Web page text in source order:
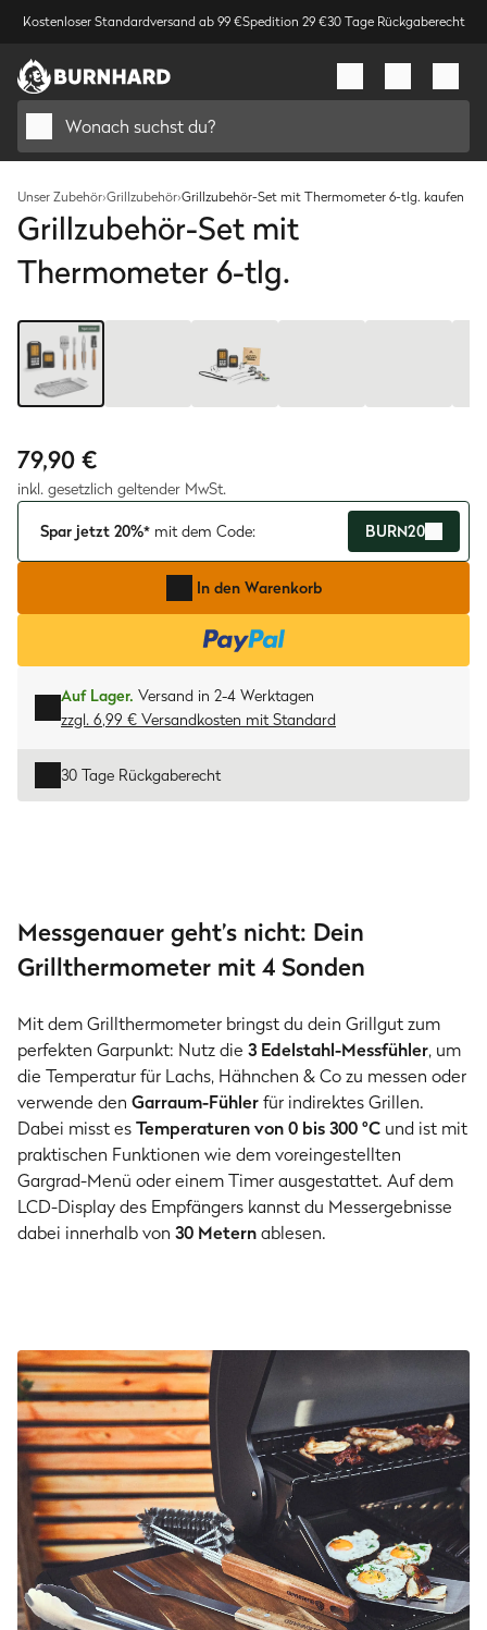
Kostenloser Standardversand ab 99 €Spedition 29 €30 Tage Rückgaberecht
Wonach suchst du?
Unser Zubehör›Grillzubehör›Grillzubehör-Set mit Thermometer 6-tlg. kaufen
Grillzubehör-Set mit
Thermometer 6-tlg.
Bild /9
79,90 €
inkl. gesetzlich geltender MwSt.
Spar jetzt 20%* mit dem Code: BURN20
In den Warenkorb
Auf Lager. Versand in 2-4 Werktagen
zzgl. 6,99 € Versandkosten mit Standard
30 Tage Rückgaberecht
Messgenauer geht’s nicht: Dein
Grillthermometer mit 4 Sonden
Mit dem Grillthermometer bringst du dein Grillgut zum
perfekten Garpunkt: Nutz die 3 Edelstahl-Messfühler, um
die Temperatur für Lachs, Hähnchen & Co zu messen oder
verwende den Garraum-Fühlerfür indirektes Grillen.
Dabei misst esTemperaturen von 0 bis 300 °C und ist mit
praktischen Funktionen wie dem voreingestellten
Gargrad-Menü oder einem Timer ausgestattet. Auf dem
LCD-Display des Empfängers kannst du Messergebnisse
dabei innerhalb von 30 Meternablesen.